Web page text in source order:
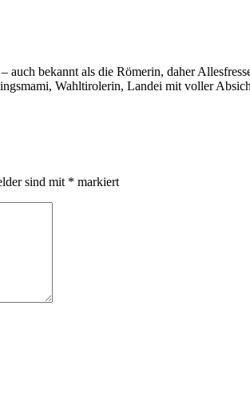
bekannt als die Römerin, daher
Wahltirolerin, Landei mit voller
sind mit * markiert